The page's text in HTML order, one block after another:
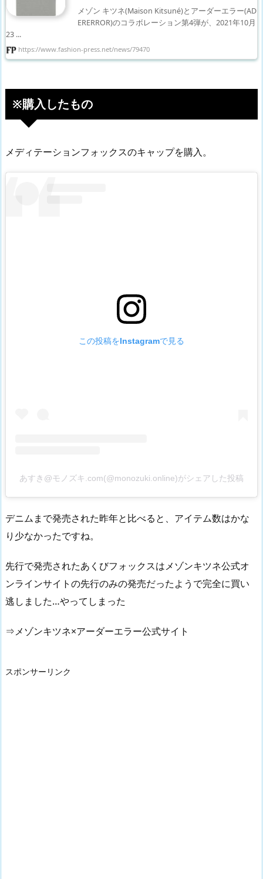
メゾン キツネ(Maison Kitsuné)とアーダーエラー(AD
ERERROR)のコラボレーション第4弾が、2021年10月
23 ...
https://www.fashion-press.net/news/79470
※購入したもの
メディテーションフォックスのキャップを購入。
この投稿をInstagramで見る
あすき@モノズキ.com(@monozuki.online)がシェアした投稿
デニムまで発売された昨年と比べると、アイテム数はかな
り少なかったですね。
先行で発売されたあくびフォックスはメゾンキツネ公式オ
ンラインサイトの先行のみの発売だったようで完全に買い
逃しました…やってしまった
⇒メゾンキツネ×アーダーエラー公式サイト
スポンサーリンク